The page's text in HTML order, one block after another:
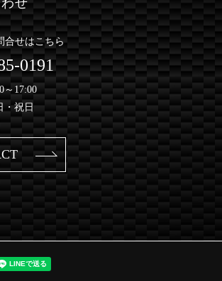
せ
合せはこちら
0191
～17:00
・祝日